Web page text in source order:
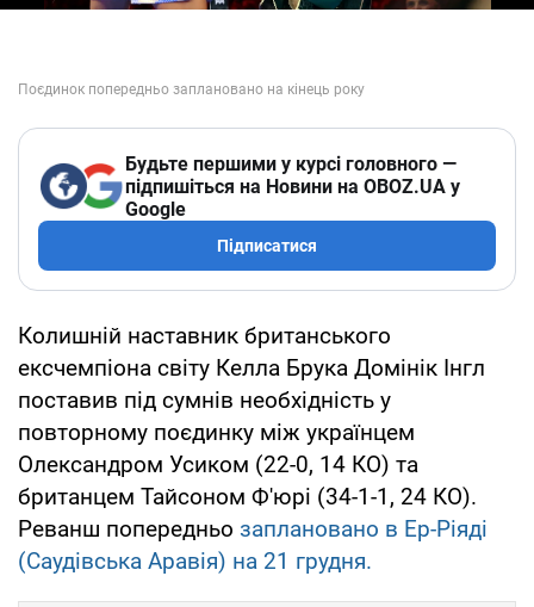
Будьте першими у курсі головного —
підпишіться на Новини на OBOZ.UA у
Google
Підписатися
Колишній наставник британського
ексчемпіона світу Келла Брука Домінік Інгл
поставив під сумнів необхідність у
повторному поєдинку між українцем
Олександром Усиком (22-0, 14 КО) та
британцем Тайсоном Ф'юрі (34-1-1, 24 КО).
Реванш попередньо заплановано в Ер-Ріяді
(Саудівська Аравія) на 21 грудня.